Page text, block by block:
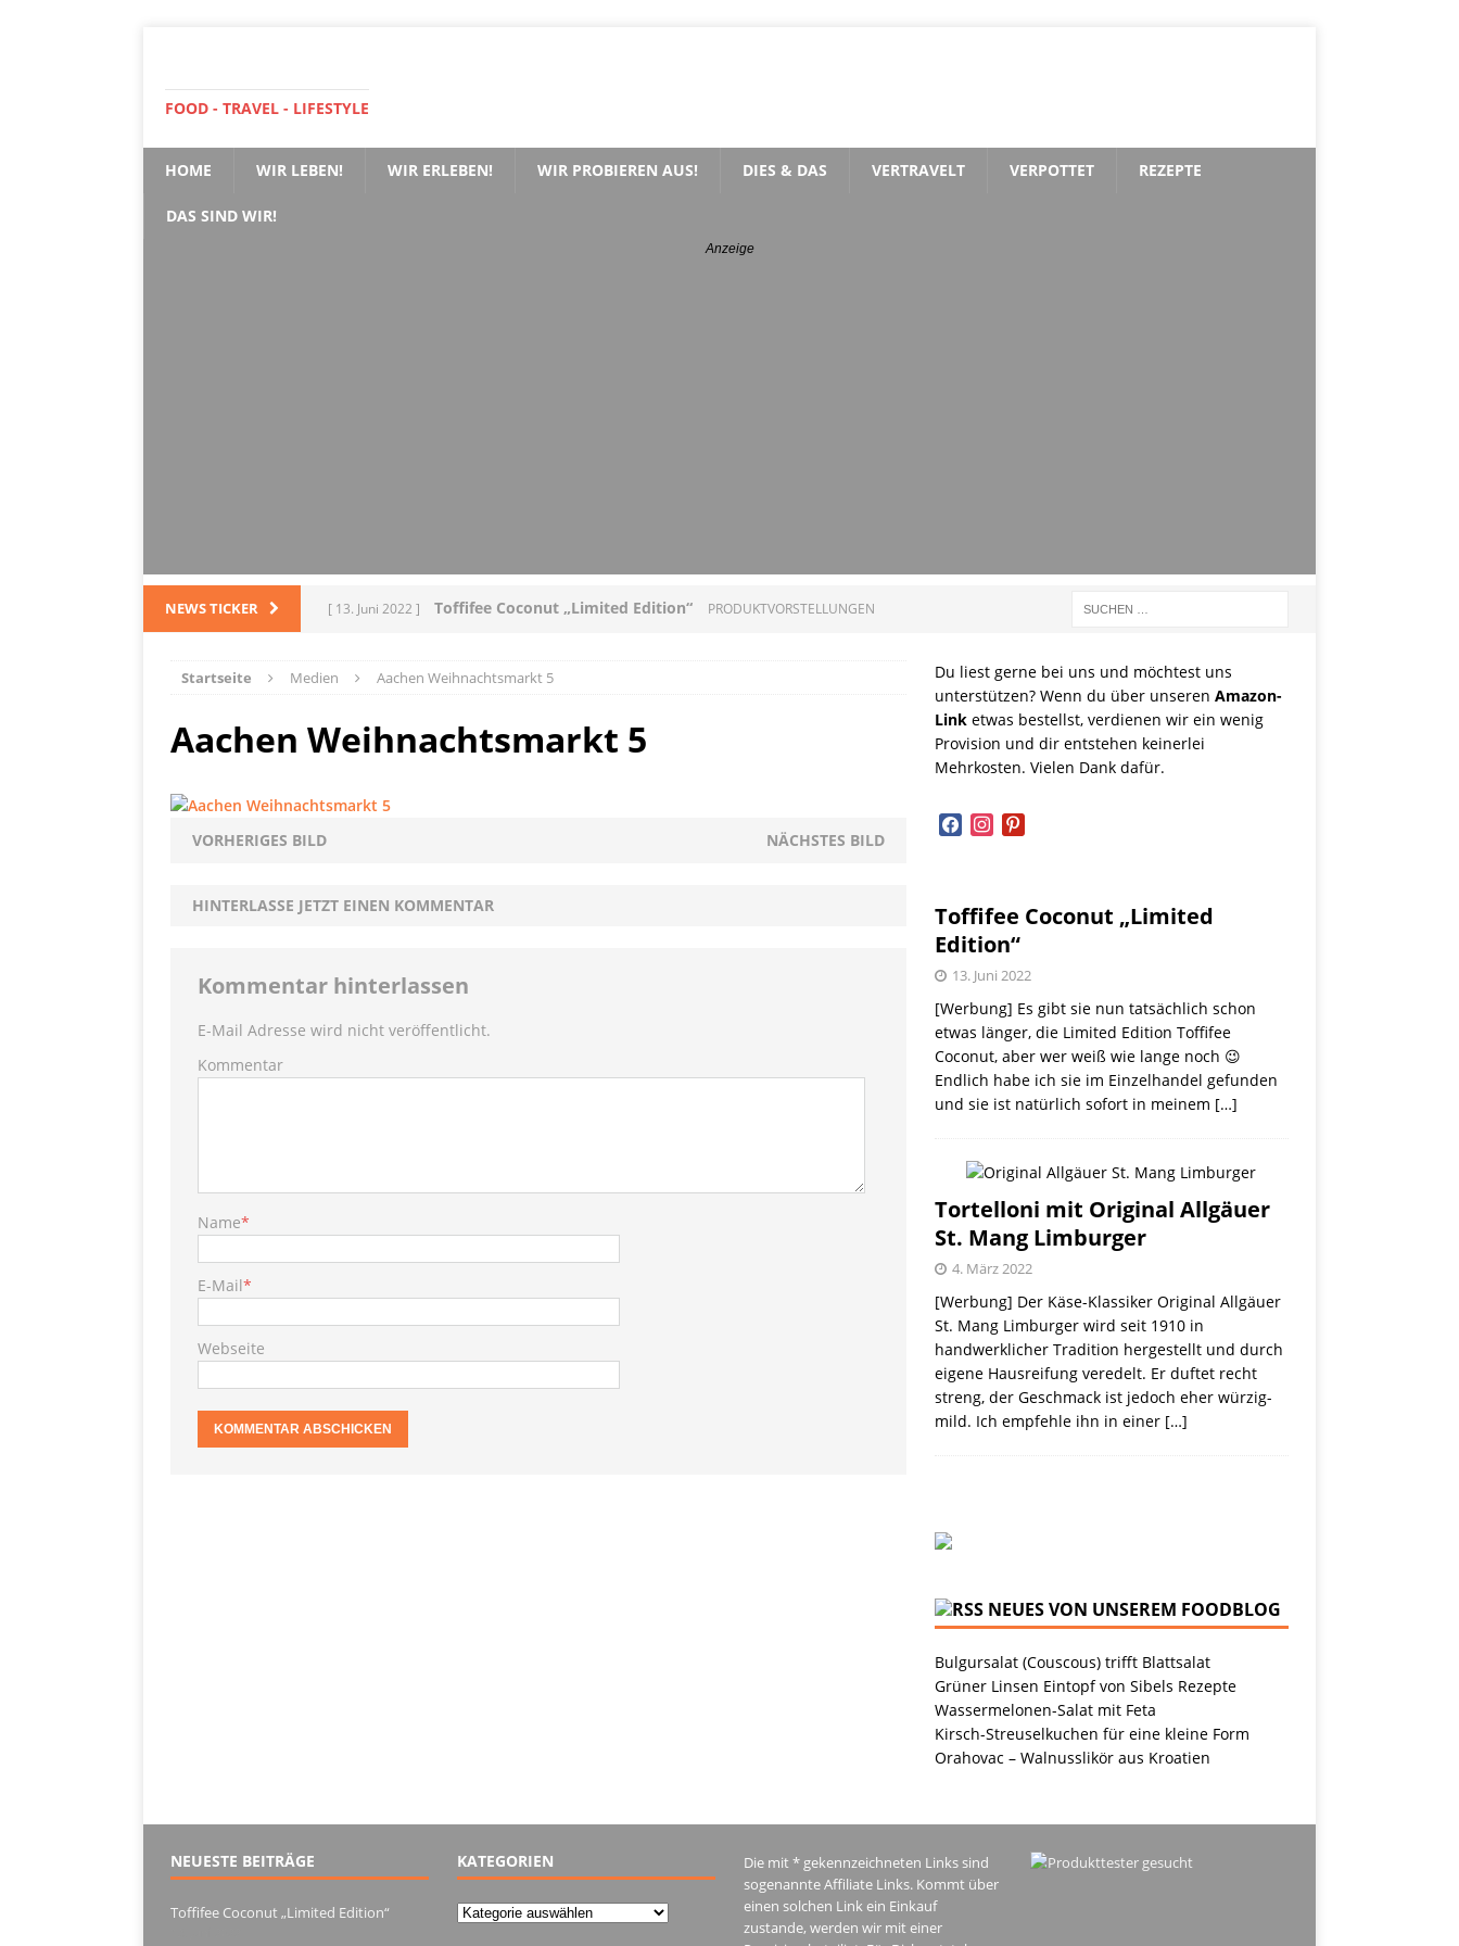
FOOD - TRAVEL - LIFESTYLE
HOME WIR LEBEN! WIR ERLEBEN! WIR PROBIEREN AUS! DIES & DAS VERTRAVELT VERPOTTET REZEPTE
DAS SIND WIR!
NEWS TICKER [ 13. Juni 2022 ] Toffifee Coconut „Limited Edition“ PRODUKTVORSTELLUNGEN
[ 28. Dezember 2021 ] Lucleon – Sean Leder Wochenendtasche von Trendhim
Mediterrane Delikatessen – Spezialitäten aus dem
[ 28. September 2021 ]
Pfirsich-Maracuja Punsch aus dem Hause
Startseite Medien Aachen Weihnachtsmarkt 5
Aachen Weihnachtsmarkt 5
VORHERIGES BILD NÄCHSTES BILD
HINTERLASSE JETZT EINEN KOMMENTAR
Kommentar hinterlassen
E-Mail Adresse wird nicht veröffentlicht.
Kommentar
Name*
E-Mail*
Webseite
Du liest gerne bei uns und möchtest uns
unterstützen? Wenn du über unseren Amazon-
Linketwas bestellst, verdienen wir ein wenig
Provision und dir entstehen keinerlei
Mehrkosten. Vielen Dank dafür.
facebookinstagram
pinterest
Toffifee Coconut „Limited
Edition“
13. Juni 2022
[Werbung] Es gibt sie nun tatsächlich schon
etwas länger, die Limited Edition Toffifee
Coconut, aber wer weiß wie lange noch 😉
Endlich habe ich sie im Einzelhandel gefunden
und sie ist natürlich sofort in meinem […]
Tortelloni mit Original Allgäuer
St. Mang Limburger
4. März 2022
[Werbung] Der Käse-Klassiker Original Allgäuer
St. Mang Limburger wird seit 1910 in
handwerklicher Tradition hergestellt und durch
eigene Hausreifung veredelt. Er duftet recht
streng, der Geschmack ist jedoch eher würzig-
mild. Ich empfehle ihn in einer […]
NEUES VON UNSEREM FOODBLOG
Bulgursalat (Couscous) trifft Blattsalat
Grüner Linsen Eintopf von Sibels Rezepte
Wassermelonen-Salat mit Feta
Kirsch-Streuselkuchen für eine kleine Form
Orahovac – Walnusslikör aus Kroatien
NEUESTE BEITRÄGE
Toffifee Coconut „Limited Edition“
KATEGORIEN
Kategorien
Die mit * gekennzeichneten Links sind
sogenannte Affiliate Links. Kommt über
einen solchen Link ein Einkauf
zustande, werden wir mit einer